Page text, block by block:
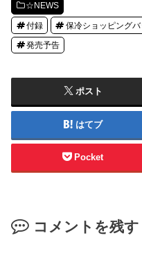
☆NEWS
付録 保冷ショッピング
発売予告
ポスト
はてブ
Pocket
コメントを残す